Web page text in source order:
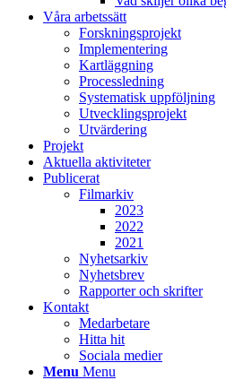
Våra arbetssätt
Forskningsprojekt
Implementering
Kartläggning
Processledning
Systematisk uppföljning
Utvecklingsprojekt
Utvärdering
Projekt
Aktuella aktiviteter
Publicerat
Filmarkiv
2023
2022
2021
Nyhetsarkiv
Nyhetsbrev
Rapporter och skrifter
Kontakt
Medarbetare
Hitta hit
Sociala medier
Menu Menu